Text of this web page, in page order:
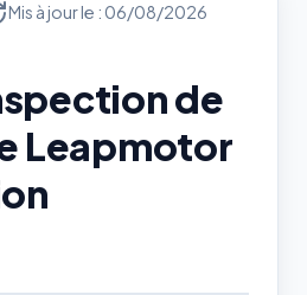
Mis à jour le : 06/08/2026
de
Leapmotor